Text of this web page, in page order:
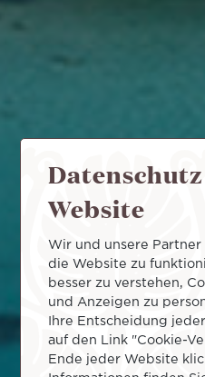
Website
Wir und unsere Partner
die Website zu
besser zu verstehen,
und Anzeigen zu
Ihre Entscheidung
auf den Link "Cookie-
Ende jeder Website